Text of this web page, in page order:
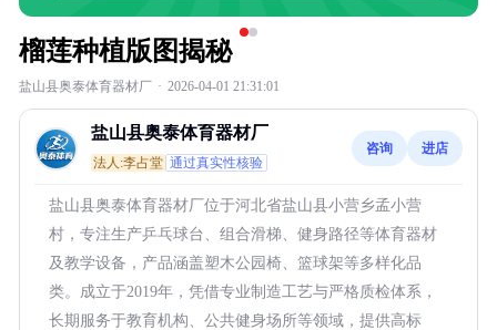
榴莲种植版图揭秘
盐山县奥泰体育器材厂 · 2026-04-01 21:31:01
盐山县奥泰体育器材厂
法人:李占堂 通过真实性核验
咨询 进店
盐山县奥泰体育器材厂位于河北省盐山县小营乡孟小营
村，专注生产乒乓球台、组合滑梯、健身路径等体育器材
及教学设备，产品涵盖塑木公园椅、篮球架等多样化品
类。成立于2019年，凭借专业制造工艺与严格质检体系，
长期服务于教育机构、公共健身场所等领域，提供高标